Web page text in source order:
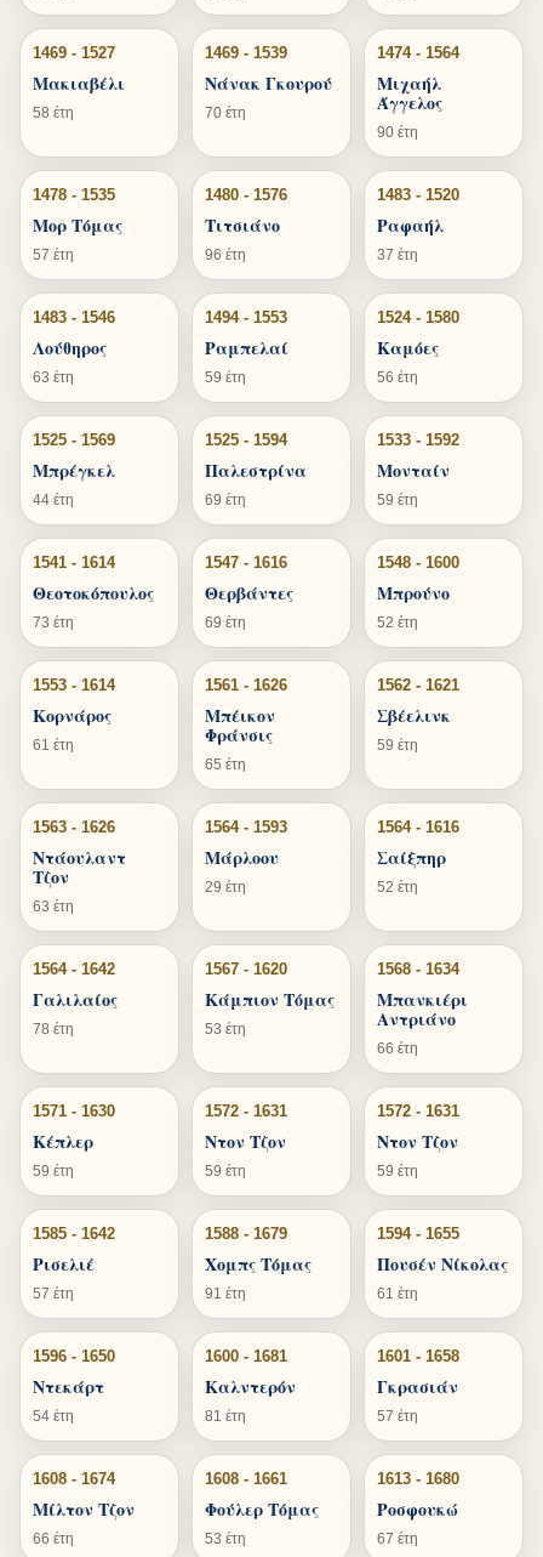
1469 - 1527
Μακιαβέλι
58 έτη
1469 - 1539
Νάνακ Γκουρού
70 έτη
1474 - 1564
Μιχαήλ
Άγγελος
90 έτη
1478 - 1535
Μορ Τόμας
57 έτη
1480 - 1576
Τιτσιάνο
96 έτη
1483 - 1520
Ραφαήλ
37 έτη
1483 - 1546
Λούθηρος
63 έτη
1494 - 1553
Ραμπελαί
59 έτη
1524 - 1580
Καμόες
56 έτη
1525 - 1569
Μπρέγκελ
44 έτη
1525 - 1594
Παλεστρίνα
69 έτη
1533 - 1592
Μονταίν
59 έτη
1541 - 1614
Θεοτοκόπουλος
73 έτη
1547 - 1616
Θερβάντες
69 έτη
1548 - 1600
Μπρούνο
52 έτη
1553 - 1614
Κορνάρος
61 έτη
1561 - 1626
Μπέικον
Φράνσις
65 έτη
1562 - 1621
Σβέελινκ
59 έτη
1563 - 1626
Ντάουλαντ
Τζον
63 έτη
1564 - 1593
Μάρλοου
29 έτη
1564 - 1616
Σαίξπηρ
52 έτη
1564 - 1642
Γαλιλαίος
78 έτη
1567 - 1620
Κάμπιον Τόμας
53 έτη
1568 - 1634
Μπανκιέρι
Αντριάνο
66 έτη
1571 - 1630
Κέπλερ
59 έτη
1572 - 1631
Ντον Τζον
59 έτη
1572 - 1631
Ντον Τζον
59 έτη
1585 - 1642
Ρισελιέ
57 έτη
1588 - 1679
Χομπς Τόμας
91 έτη
1594 - 1655
Πουσέν Νίκολας
61 έτη
1596 - 1650
Ντεκάρτ
54 έτη
1600 - 1681
Καλντερόν
81 έτη
1601 - 1658
Γκρασιάν
57 έτη
1608 - 1674
Μίλτον Τζον
66 έτη
1608 - 1661
Φούλερ Τόμας
53 έτη
1613 - 1680
Ροσφουκώ
67 έτη